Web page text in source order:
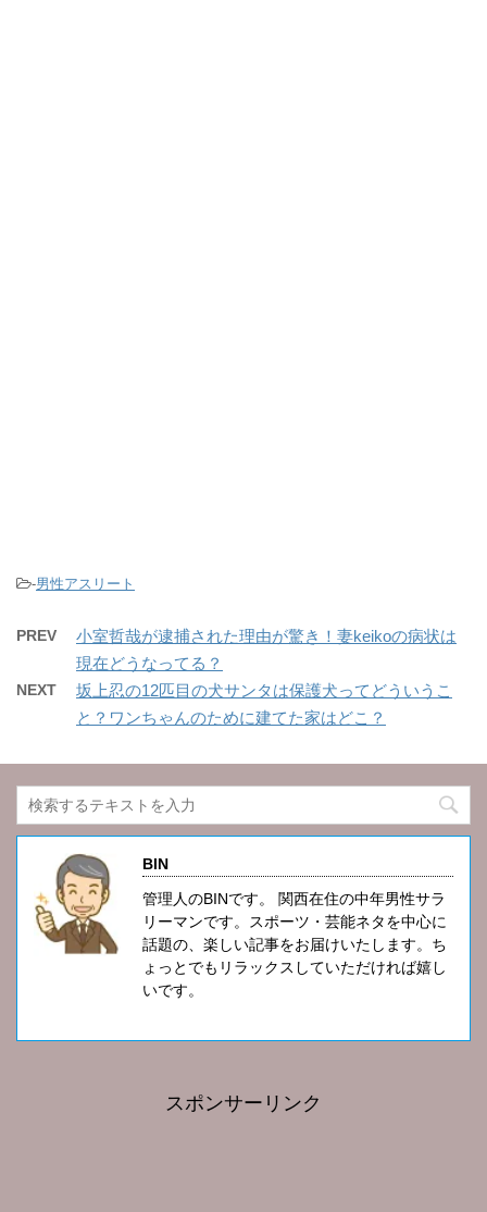
-男性アスリート
PREV
小室哲哉が逮捕された理由が驚き！妻keikoの病状は
現在どうなってる？
NEXT
坂上忍の12匹目の犬サンタは保護犬ってどういうこ
と？ワンちゃんのために建てた家はどこ？
BIN
管理人のBINです。 関西在住の中年男性サラ
リーマンです。スポーツ・芸能ネタを中心に
話題の、楽しい記事をお届けいたします。ち
ょっとでもリラックスしていただければ嬉し
いです。
スポンサーリンク